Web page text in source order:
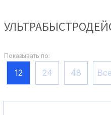
Показывать по:
12 24 48 Все